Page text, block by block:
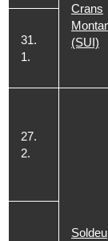
Crans
(SUI)
31.
1.
27.
2.
Soldeu